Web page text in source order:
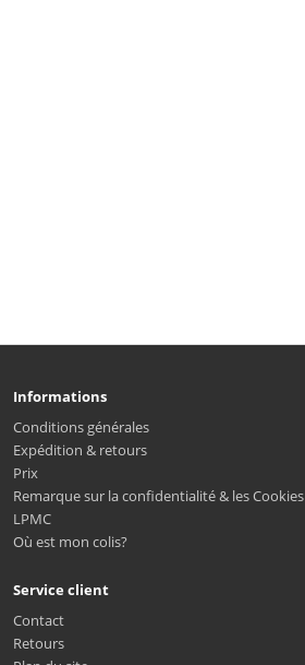
Informations
Conditions générales
Expédition & retours
Prix
Remarque sur la confidentialité & les Cookies
LPMC
Où est mon colis?
Service client
Contact
Retours